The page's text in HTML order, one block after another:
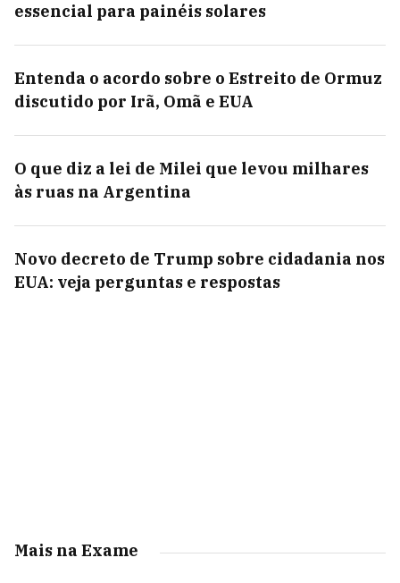
essencial para painéis solares
Entenda o acordo sobre o Estreito de Ormuz
discutido por Irã, Omã e EUA
O que diz a lei de Milei que levou milhares
às ruas na Argentina
Novo decreto de Trump sobre cidadania nos
EUA: veja perguntas e respostas
Mais na Exame